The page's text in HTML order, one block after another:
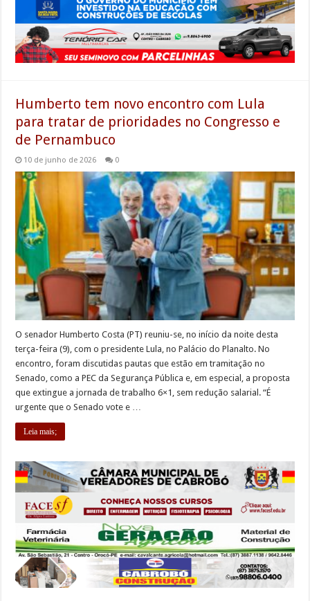
Humberto tem novo encontro com Lula
para tratar de prioridades no Congresso e
de Pernambuco
10 de junho de 2026 0
O senador Humberto Costa (PT) reuniu-se, no início da noite desta
terça-feira (9), com o presidente Lula, no Palácio do Planalto. No
encontro, foram discutidas pautas que estão em tramitação no
Senado, como a PEC da Segurança Pública e, em especial, a proposta
que extingue a jornada de trabalho 6×1, sem redução salarial. “É
urgente que o Senado vote e …
Leia mais;